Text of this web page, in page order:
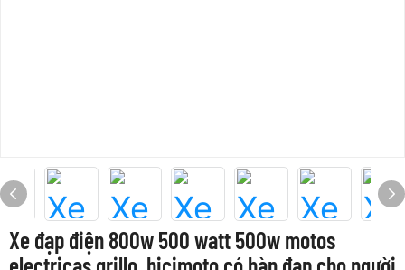
Xe đạp điện 800w 500 watt 500w motos